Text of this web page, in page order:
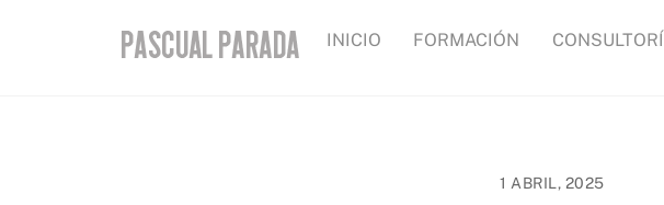
INICIO FORMACIÓN
1 ABRIL, 2025